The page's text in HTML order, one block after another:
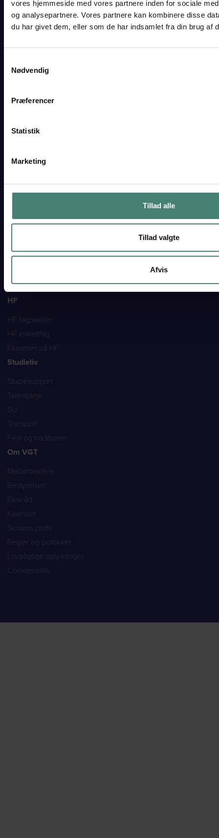
vores hjemmeside med vores partnere inden for sociale
og analysepartnere. Vores partnere kan kombinere disse
du har givet dem, eller som de har indsamlet fra din brug af
Nødvendig
Præferencer
Statistik
Marketing
Tillad alle
Tillad valgte
Afvis
Find os her
EAN 5798000558380
CVR 29550549
Send sikker mail
Introkurser og brobygning
Sådan arbejder vi
Studieretninger
Evaluering og eksamen
HF
HF fagpakker
HF enkeltfag
Eksamen på HF
Studieliv
Studiesupport
Talentpleje
SU
Transport
Fest og traditioner
Om VGT
Medarbejdere
Bestyrelsen
Elevråd
Kalender
Skolens profil
Regler og politikker
Lovpligtige oplysninger
Cookiepolitik